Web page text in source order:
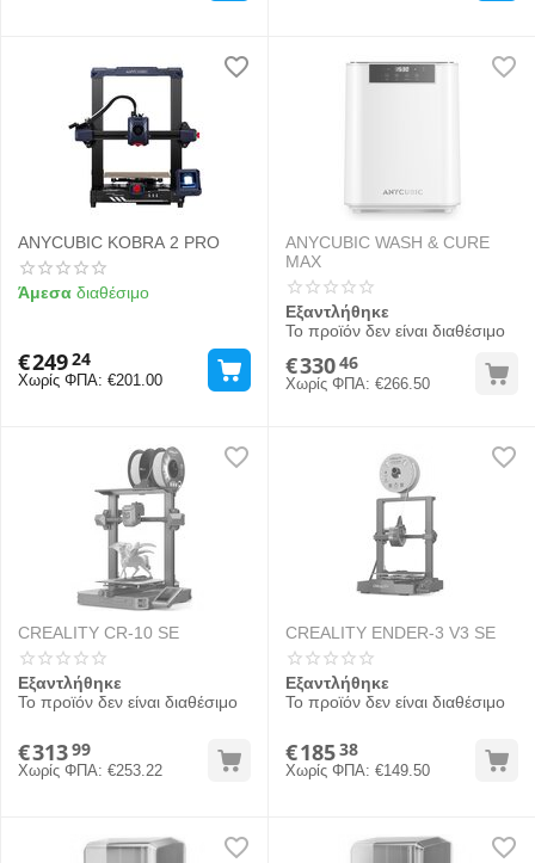
ANYCUBIC KOBRA 2 PRO
Άμεσα διαθέσιμο
€24924
Χωρίς ΦΠΑ: €201.00
ANYCUBIC WASH & CURE
MAX
Εξαντλήθηκε
Το προϊόν δεν είναι διαθέσιμο
€33046
Χωρίς ΦΠΑ: €266.50
CREALITY CR-10 SE
Εξαντλήθηκε
Το προϊόν δεν είναι διαθέσιμο
€31399
Χωρίς ΦΠΑ: €253.22
CREALITY ENDER-3 V3 SE
Εξαντλήθηκε
Το προϊόν δεν είναι διαθέσιμο
€18538
Χωρίς ΦΠΑ: €149.50